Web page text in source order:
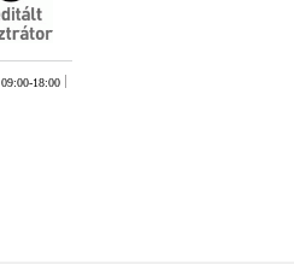
18:00